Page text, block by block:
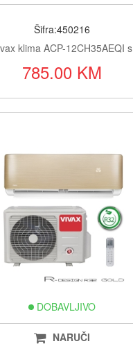
Šifra:450216
klima ACP-12CH35AEQI s
785.00 KM
DOBAVLJIVO
NARUČI